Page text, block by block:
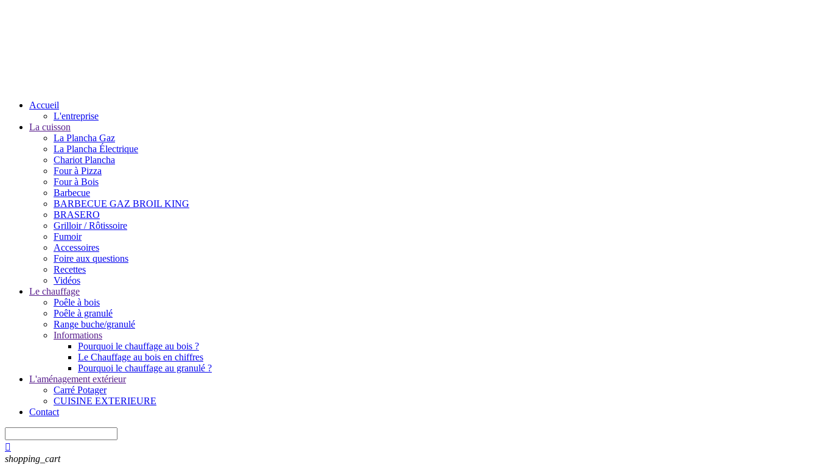
Accueil
L'entreprise
La cuisson
La Plancha Gaz
La Plancha Électrique
Chariot Plancha
Four à Pizza
Four à Bois
Barbecue
BARBECUE GAZ BROIL KING
BRASERO
Grilloir / Rôtissoire
Fumoir
Accessoires
Foire aux questions
Recettes
Vidéos
Le chauffage
Poêle à bois
Poêle à granulé
Range buche/granulé
Informations
Pourquoi le chauffage au bois ?
Le Chauffage au bois en chiffres
Pourquoi le chauffage au granulé ?
L'aménagement extérieur
Carré Potager
CUISINE EXTERIEURE
Contact

shopping_cart